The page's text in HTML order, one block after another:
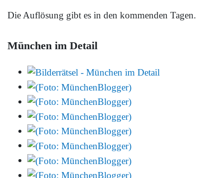
Die Auflösung gibt es in den kommenden Tagen.
München im Detail